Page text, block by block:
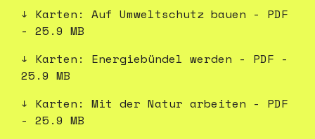
Karten: Auf Umweltschutz bauen - PDF
- 25.9 MB
Karten: Energiebündel werden - PDF -
25.9 MB
Karten: Mit der Natur arbeiten - PDF
- 25.9 MB